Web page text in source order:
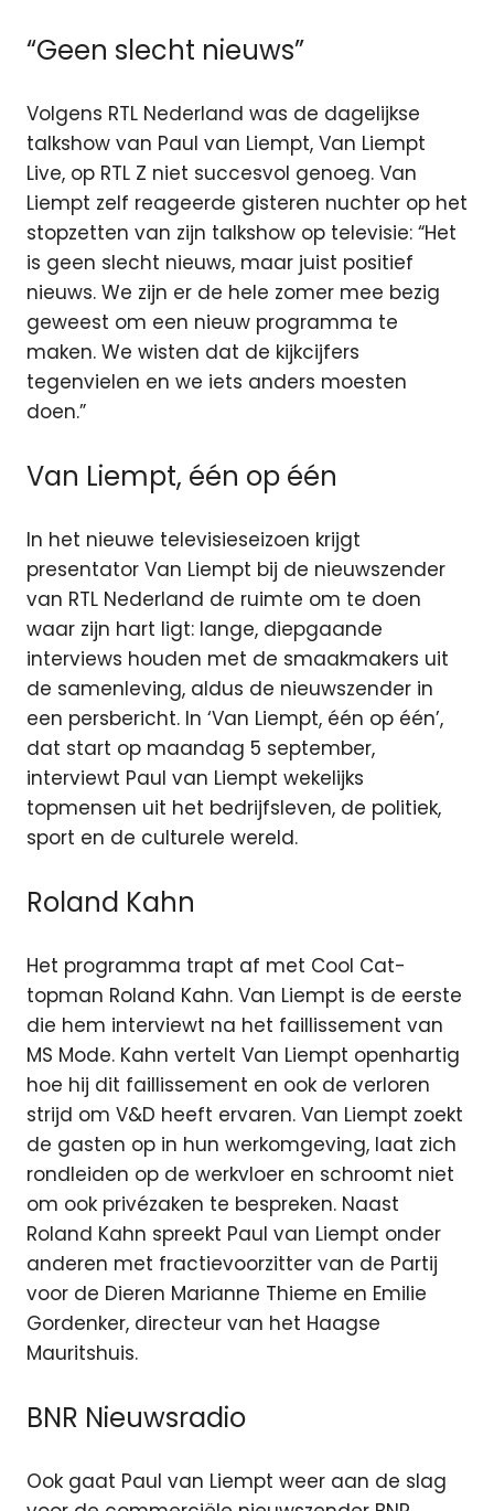
“Geen slecht nieuws”
Volgens RTL Nederland was de dagelijkse
talkshow van Paul van Liempt, Van Liempt
Live, op RTL Z niet succesvol genoeg. Van
Liempt zelf reageerde gisteren nuchter op het
stopzetten van zijn talkshow op televisie: “Het
is geen slecht nieuws, maar juist positief
nieuws. We zijn er de hele zomer mee bezig
geweest om een nieuw programma te
maken. We wisten dat de kijkcijfers
tegenvielen en we iets anders moesten
doen.”
Van Liempt, één op één
In het nieuwe televisieseizoen krijgt
presentator Van Liempt bij de nieuwszender
van RTL Nederland de ruimte om te doen
waar zijn hart ligt: lange, diepgaande
interviews houden met de smaakmakers uit
de samenleving, aldus de nieuwszender in
een persbericht. In ‘Van Liempt, één op één’,
dat start op maandag 5 september,
interviewt Paul van Liempt wekelijks
topmensen uit het bedrijfsleven, de politiek,
sport en de culturele wereld.
Roland Kahn
Het programma trapt af met Cool Cat-
topman Roland Kahn. Van Liempt is de eerste
die hem interviewt na het faillissement van
MS Mode. Kahn vertelt Van Liempt openhartig
hoe hij dit faillissement en ook de verloren
strijd om V&D heeft ervaren. Van Liempt zoekt
de gasten op in hun werkomgeving, laat zich
rondleiden op de werkvloer en schroomt niet
om ook privézaken te bespreken. Naast
Roland Kahn spreekt Paul van Liempt onder
anderen met fractievoorzitter van de Partij
voor de Dieren Marianne Thieme en Emilie
Gordenker, directeur van het Haagse
Mauritshuis.
BNR Nieuwsradio
Ook gaat Paul van Liempt weer aan de slag